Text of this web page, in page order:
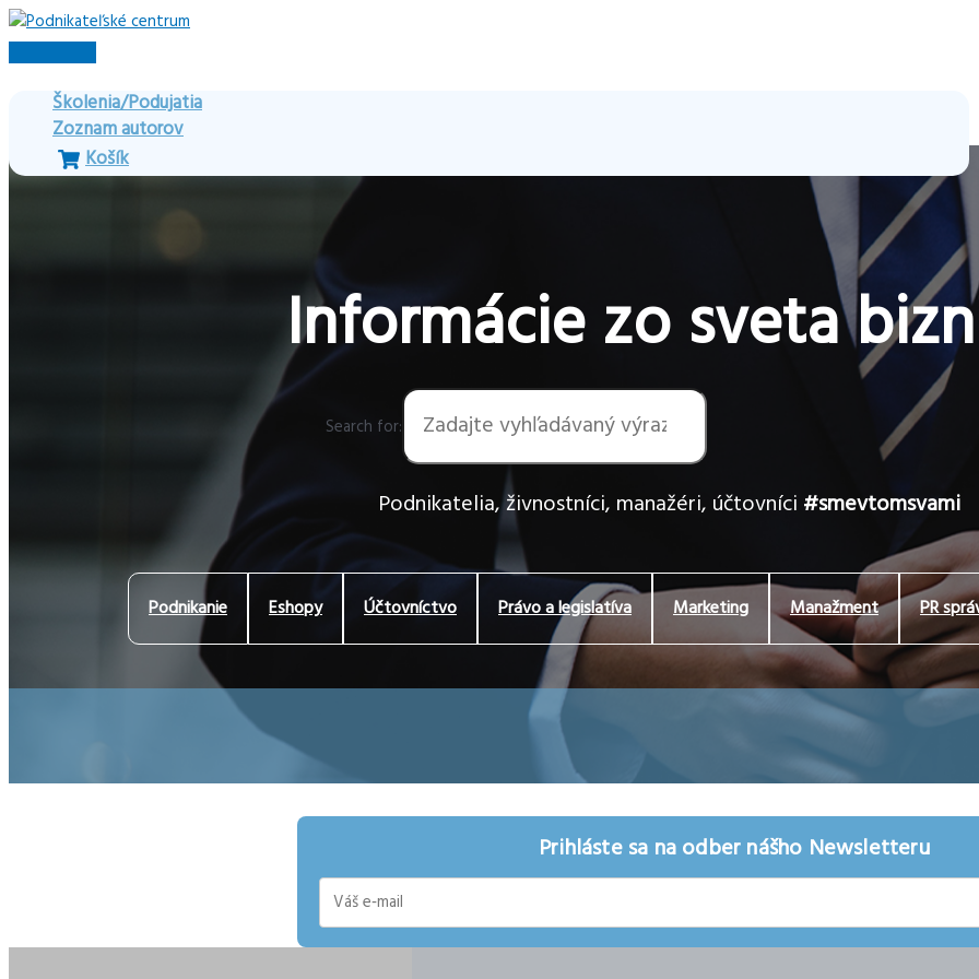
Preskočiť
na
Hlavné
Školenia/Podujatia
Zoznam autorov
Košík
Informácie zo sveta
Search for:
Podnikatelia, živnostníci, manažéri, účtovníci #smevtomsvami
Podnikanie Eshopy Účtovníctvo Právo a legislatíva Marketing Manažment PR
Prihláste sa na odber nášho Newsletteru